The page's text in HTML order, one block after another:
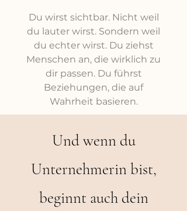
Du wirst sichtbar. Nicht weil
du lauter wirst. Sondern weil
du echter wirst. Du ziehst
Menschen an, die wirklich zu
dir passen. Du führst
Beziehungen, die auf
Wahrheit basieren.
Und wenn du
Unternehmerin bist,
beginnt auch dein